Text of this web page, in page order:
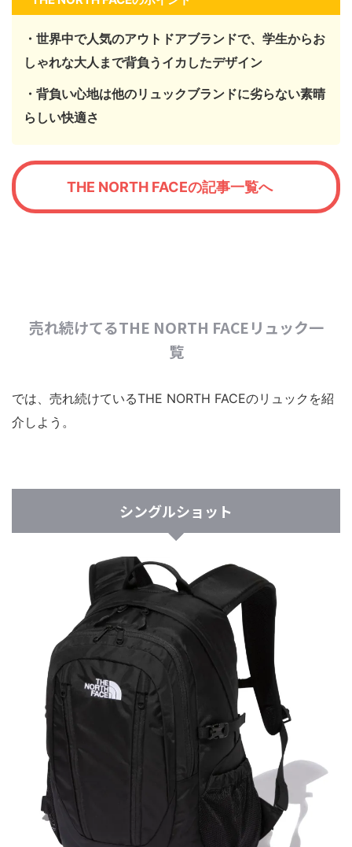
・世界中で人気のアウトドアブランドで、学生からお
しゃれな大人まで背負うイカしたデザイン
・背負い心地は他のリュックブランドに劣らない素晴
らしい快適さ
THE NORTH FACEの記事一覧へ
売れ続けてるTHE NORTH FACEリュック一
覧
では、売れ続けているTHE NORTH FACEのリュックを紹
介しよう。
シングルショット